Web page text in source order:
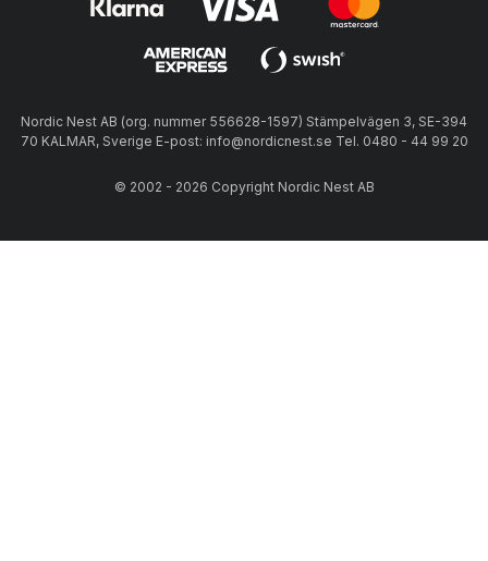
Nordic Nest AB (org. nummer 556628-1597) Stämpelvägen 3, SE-394
70 KALMAR, Sverige E-post: info@nordicnest.se Tel. 0480 - 44 99 20
© 2002 - 2026 Copyright Nordic Nest AB